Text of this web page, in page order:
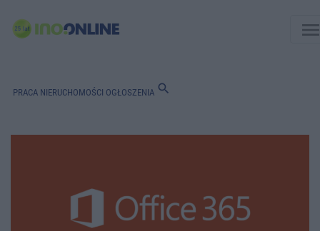
PRACA NIERUCHOMOŚCI OGŁOSZENIA search